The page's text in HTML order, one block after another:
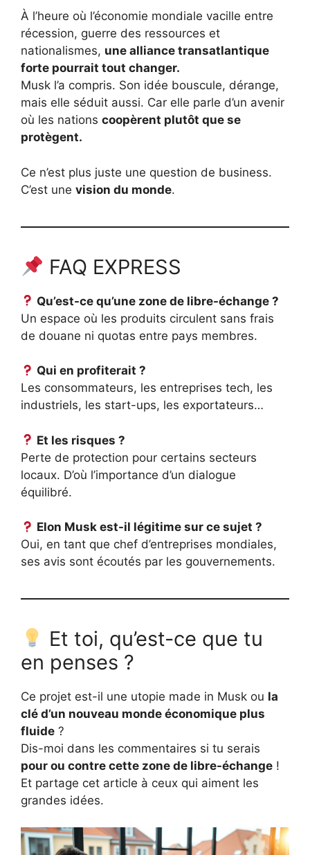
À l’heure où l’économie mondiale vacille entre
récession, guerre des ressources et
nationalismes, une alliance transatlantique
forte pourrait tout changer.
Musk l’a compris. Son idée bouscule, dérange,
mais elle séduit aussi. Car elle parle d’un avenir
où les nations coopèrent plutôt que se
protègent.
Ce n’est plus juste une question de business.
C’est une vision du monde.
FAQ EXPRESS
Qu’est-ce qu’une zone de libre-échange ?
Un espace où les produits circulent sans frais
de douane ni quotas entre pays membres.
Qui en profiterait ?
Les consommateurs, les entreprises tech, les
industriels, les start-ups, les exportateurs…
Et les risques ?
Perte de protection pour certains secteurs
locaux. D’où l’importance d’un dialogue
équilibré.
Elon Musk est-il légitime sur ce sujet ?
Oui, en tant que chef d’entreprises mondiales,
ses avis sont écoutés par les gouvernements.
Et toi, qu’est-ce que tu
en penses ?
Ce projet est-il une utopie made in Musk ou la
clé d’un nouveau monde économique plus
fluide ?
Dis-moi dans les commentaires si tu serais
pour ou contre cette zone de libre-échange !
Et partage cet article à ceux qui aiment les
grandes idées.